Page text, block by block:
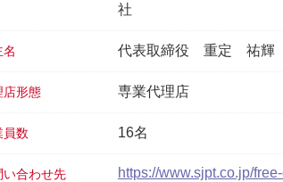
社
名 代表取締役 重定 祐輝
店形態 専業代理店
員数 16名
い合わせ先
https://www.sjpt.co.jp/